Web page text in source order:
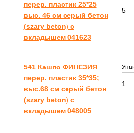
перер. пластик 25*25
выс. 46 см серый бетон
(szary beton) с
вкладышем 041623
5
541 Кашпо ФИНЕЗИЯ
перер. пластик 35*35;
выс.68 см серый бетон
(szary beton) с
вкладышем 048005
1